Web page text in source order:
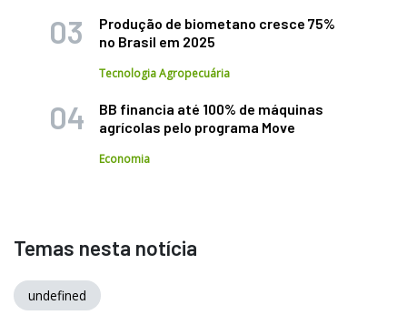
Produção de biometano cresce 75%
no Brasil em 2025
Tecnologia Agropecuária
BB financia até 100% de máquinas
agrícolas pelo programa Move
Economia
Temas nesta notícia
undefined